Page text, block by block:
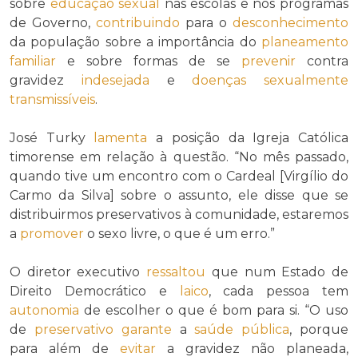
sobre educação sexual
nas escolas e nos programas
de Governo, contribuindo para o desconhecimento
da população sobre a importância do planeamento
familiar e sobre formas de se prevenir contra
gravidez indesejada edoenças sexualmente
transmissíveis.
José Turky lamenta a posição da Igreja Católica
timorense em relação à questão. “No mês passado,
quando tive um encontro com o Cardeal [Virgílio do
Carmo da Silva] sobre o assunto, ele disse que se
distribuirmos preservativos à comunidade, estaremos
a promover o sexo livre, o que é um erro.”
O diretor executivo ressaltou que num Estado de
Direito Democrático e
laico, cada pessoa tem
autonomia de escolher o que é bom para si. “O uso
de preservativo garante asaúde pública, porque
para além de evitar a gravidez não planeada,